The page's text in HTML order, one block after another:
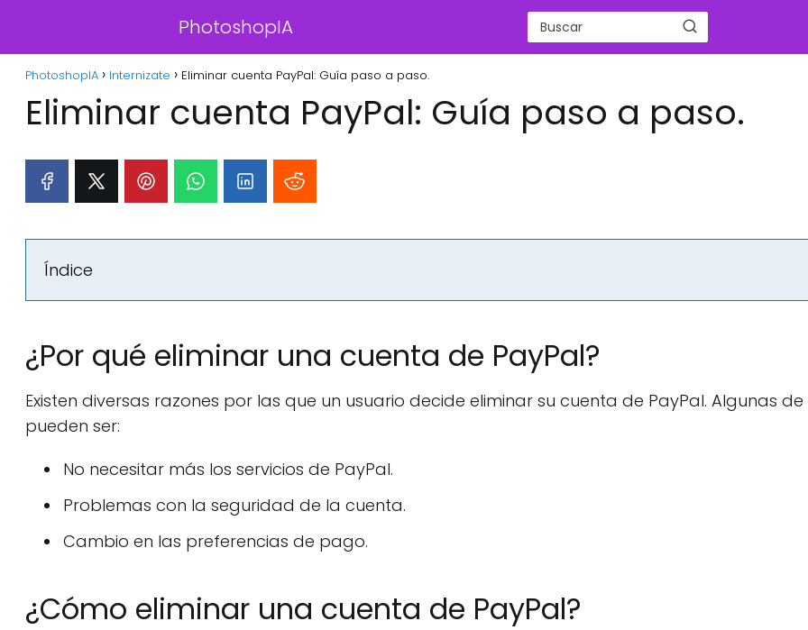
PhotoshopIA
PhotoshopIA Internizate Eliminar cuenta PayPal: Guía paso a paso.
Eliminar cuenta PayPal: Guía paso a paso.
Índice
¿Por qué eliminar una cuenta de PayPal?
Existen diversas razones por las que un usuario decide eliminar su cuenta de PayPal. Algunas de
pueden ser:
No necesitar más los servicios de PayPal.
Problemas con la seguridad de la cuenta.
Cambio en las preferencias de pago.
¿Cómo eliminar una cuenta de PayPal?